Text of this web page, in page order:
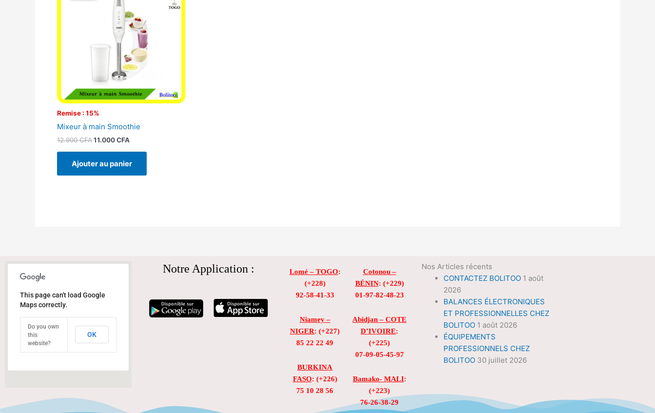
Remise : 15%
Mixeur à main Smoothie
12.900CFA
12.900 CFA.
11.000CFA
11.000 CFA.
Ajouter au panier
This page can't load Google
Maps correctly.
Do you own
this
website?
OK
Notre Application : Lomé – TOGO:
(+228)
92-58-41-33
Niamey –
NIGER: (+227)
85 22 22 49
BURKINA
FASO: (+226)
75 10 28 56
Cotonou –
BÉNIN: (+229)
01-97-82-48-23
Abidjan – COTE
D’IVOIRE:
(+225)
07-09-05-45-97
Bamako- MALI:
(+223)
76-26-38-29
Nos Articles récents
CONTACTEZ BOLITOO 1 août
2026
BALANCES ÉLECTRONIQUES
ET PROFESSIONNELLES CHEZ
BOLITOO 1 août 2026
ÉQUIPEMENTS
PROFESSIONNELS CHEZ
BOLITOO 30 juillet 2026